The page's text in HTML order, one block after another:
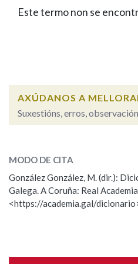
Facebook
TwitterYoutubeInstagram
Bluesky
BUSCAR NOS LEMAS
Remata por
BUSCAR NO CONTIDO
Nas definicións
Este termo non se
AXÚDANOS A
Suxestións, erros,
Observación
Nome
MODO DE CITA
González González, M. (dir.):
Galega. A Coruña: Real
<https://academia.gal/